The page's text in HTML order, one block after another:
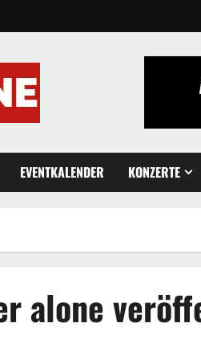
EVENTKALENDER KONZERTE
alone